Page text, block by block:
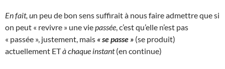
En fait, un peu de bon sens suffirait à nous faire admettre que si
on peut « revivre » une viepassée , c’est qu’elle n’est pas
« passée », justement, mais « se passe » (se produit)
actuellement ETà chaque instant(en continue)